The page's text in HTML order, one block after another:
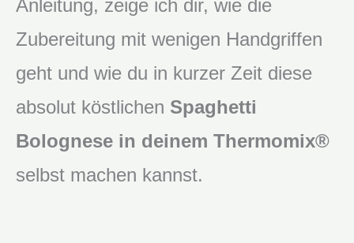
Anleitung, zeige ich dir, wie die
Zubereitung mit wenigen Handgriffen
geht und wie du in kurzer Zeit diese
absolut köstlichen Spaghetti
Bolognese in deinem Thermomix®
selbst machen kannst.